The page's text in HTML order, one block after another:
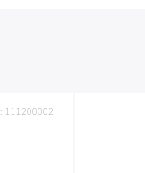
111200002